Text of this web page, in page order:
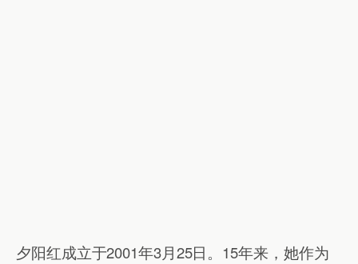
夕阳红成立于2001年3月25日。15年来，她作为